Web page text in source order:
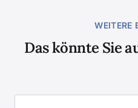
WEITERE
Das könnte Sie